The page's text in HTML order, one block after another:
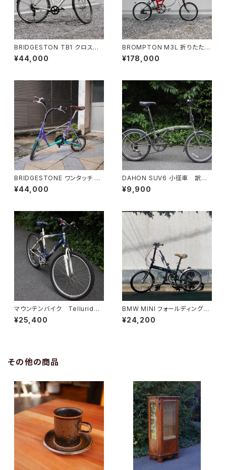
BRIDGESTON TB1 クロスバ
イク
¥44,000
BROMPTON M3L 折りたたみ
自転車
¥178,000
BRIDGESTONE ワンタッチ ピ
クニカ
¥44,000
DAHON SUV6 小径車 訳あ
り
¥9,900
マウンテンバイク Telluride I
nfinity MTB カナダ
¥25,400
BMW MINI フォールディングバ
イク
¥24,200
その他の商品